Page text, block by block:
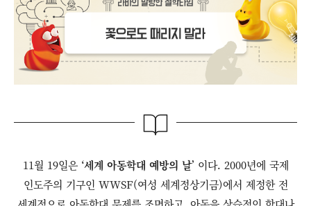
11월 19일은 ‘세계 아동학대 예방의 날’ 이다. 2000년에 국제
인도주의 기구인 WWSF(여성 세계정상기금)에서 제정한 전